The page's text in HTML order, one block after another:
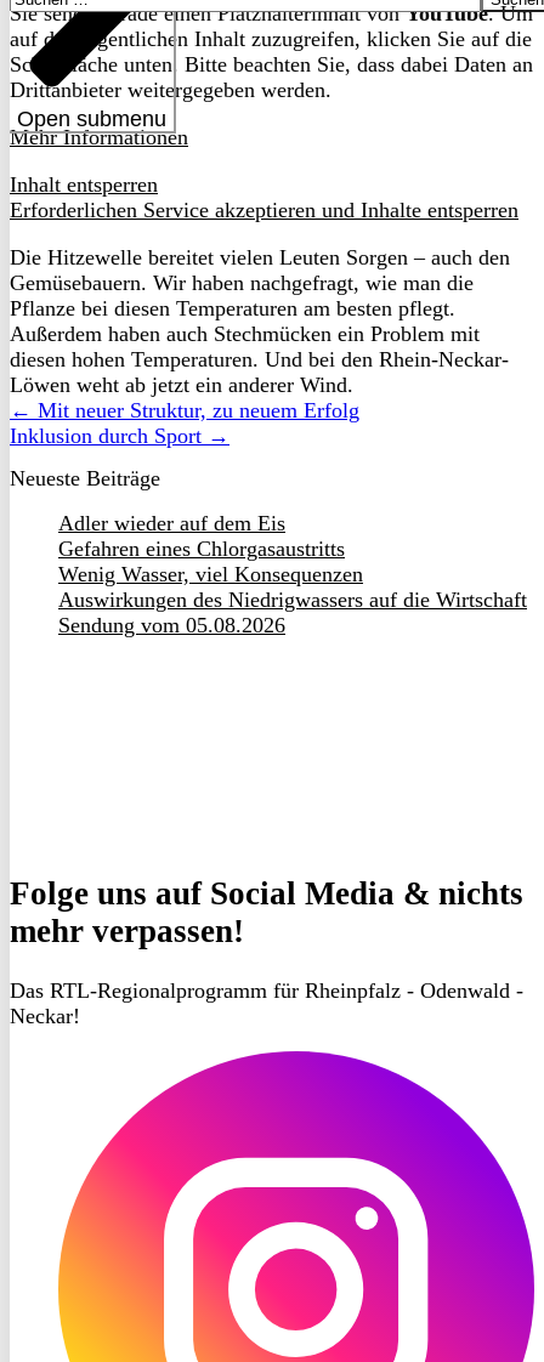
Open submenu
nach:
Sie sehen gerade einen Platzhalterinhalt vonYouTube. Um
auf den eigentlichen Inhalt zuzugreifen, klicken Sie auf die
Schaltfläche unten. Bitte beachten Sie, dass dabei Daten an
Drittanbieter weitergegeben werden.
Mehr Informationen
Inhalt entsperren
Erforderlichen Service akzeptieren und Inhalte entsperren
Die Hitzewelle bereitet vielen Leuten Sorgen – auch den
Gemüsebauern. Wir haben nachgefragt, wie man die
Pflanze bei diesen Temperaturen am besten pflegt.
Außerdem haben auch Stechmücken ein Problem mit
diesen hohen Temperaturen. Und bei den Rhein-Neckar-
Löwen weht ab jetzt ein anderer Wind.
← Mit neuer Struktur, zu neuem Erfolg
Inklusion durch Sport →
Neueste Beiträge
Adler wieder auf dem Eis
Gefahren eines Chlorgasaustritts
Wenig Wasser, viel Konsequenzen
Auswirkungen des Niedrigwassers auf die Wirtschaft
Sendung vom 05.08.2026
Folge uns auf Social Media & nichts
mehr verpassen!
Das RTL-Regionalprogramm für Rheinpfalz - Odenwald -
Neckar!
Instagram